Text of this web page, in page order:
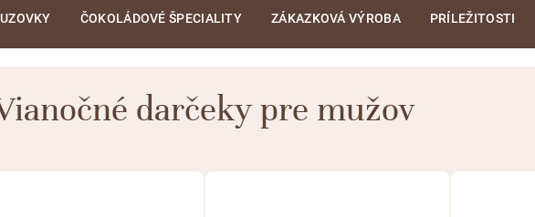
ČOKOLÁDOVÉ ŠPECIALITY ZÁKAZKOVÁ VÝROBA PRÍLEŽITOSTI
darčeky pre mužov